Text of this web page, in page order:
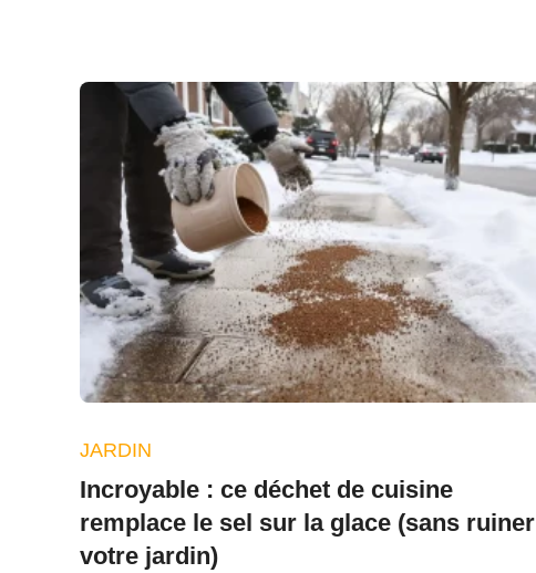
JARDIN
Incroyable : ce déchet de cuisine
remplace le sel sur la glace (sans ruiner
votre jardin)